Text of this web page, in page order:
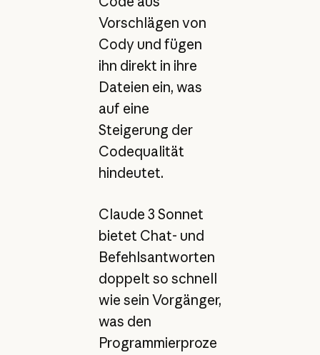
Vorschlägen von
Cody und fügen
ihn direkt in ihre
Dateien ein, was
auf eine
Steigerung der
Codequalität
hindeutet.
Claude 3 Sonnet
bietet Chat- und
Befehlsantworten
doppelt so schnell
wie sein Vorgänger,
was den
Programmierproze